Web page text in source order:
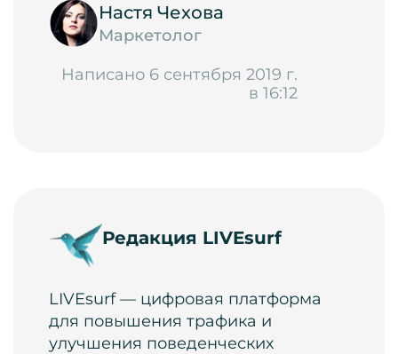
Настя Чехова
Маркетолог
Написано 6 сентября 2019 г.
в 16:12
Редакция LIVEsurf
LIVEsurf — цифровая платформа
для повышения трафика и
улучшения поведенческих